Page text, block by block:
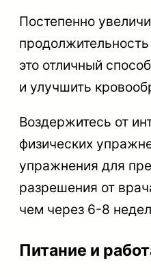
Постепенно
это отличный
и улучшить
Воздержитесь от
физических
упражнения для
разрешения от
чем через 6-8
Питание и